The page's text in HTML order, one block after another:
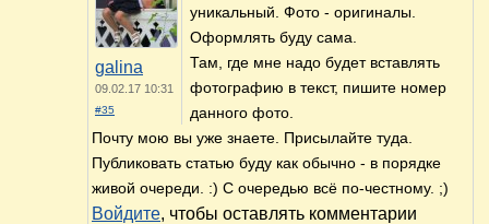
galina
09.02.17 10:31
#35
уникальный. Фото - оригиналы.
Оформлять буду сама.
Там, где мне надо будет вставлять
фотографию в текст, пишите номер
данного фото.
Почту мою вы уже знаете. Присылайте туда.
Публиковать статью буду как обычно - в порядке
живой очереди. :) С очередью всё по-честному. ;)
Войдите, чтобы оставлять комментарии